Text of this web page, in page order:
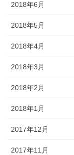
2018年6月
2018年5月
2018年4月
2018年3月
2018年2月
2018年1月
2017年12月
2017年11月